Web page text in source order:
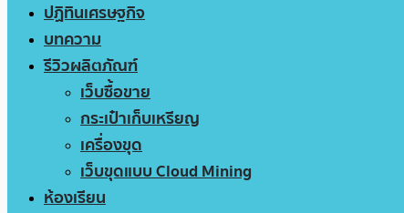
ปฏิทินเศรษฐกิจ
บทความ
รีวิวผลิตภัณฑ์
เว็บซื้อขาย
กระเป๋าเก็บเหรียญ
เครื่องขุด
เว็บขุดแบบ Cloud Mining
ห้องเรียน